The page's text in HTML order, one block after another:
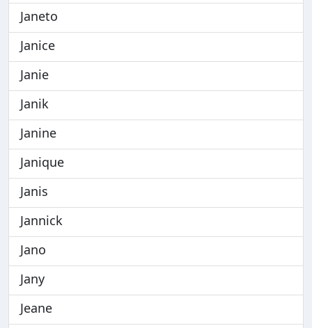
Janeto
Janice
Janie
Janik
Janine
Janique
Janis
Jannick
Jano
Jany
Jeane